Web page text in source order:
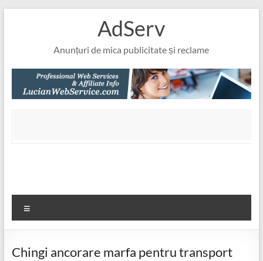
AdServ
Anunțuri de mica publicitate și reclame
Chingi ancorare marfa pentru transport